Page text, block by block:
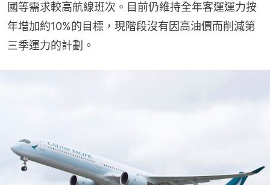
國等需求較高航線班次。目前仍維持全年客運運力按
年增加約10%的目標，現階段沒有因高油價而削減第
三季運力的計劃。